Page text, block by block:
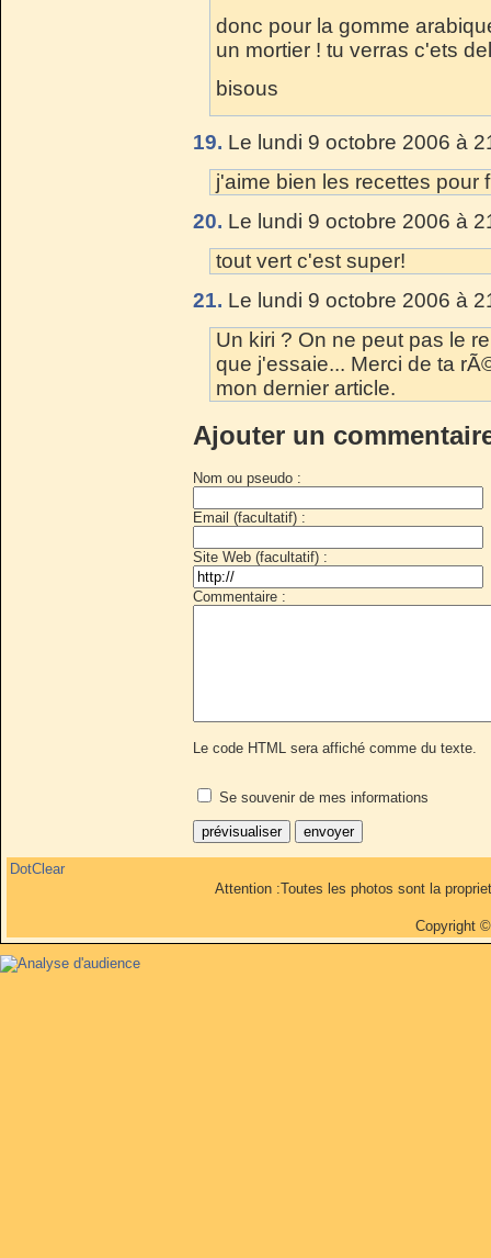
donc pour la gomme
un mortier ! tu verras c'ets
bisous
19. Le lundi 9 octobre 2006 à
j'aime bien les recettes pour
20. Le lundi 9 octobre 2006 à
tout vert c'est super!
21. Le lundi 9 octobre 2006 à
Un kiri ? On ne peut pas le
que j'essaie... Merci de ta
mon dernier article.
Ajouter un
Nom ou pseudo :
Email (facultatif) :
Site Web (facultatif) :
Commentaire :
Le code HTML sera affiché comme du texte.
Se souvenir de mes informations
DotClear
Attention :Toutes les photos sont la
Copyright